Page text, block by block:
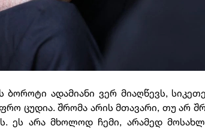
ადამიანი ვერ მიაღწევს,
ცუდია. შრომა არის მთავარი, თუ არ
ეს არა მხოლოდ ჩემი, არამედ